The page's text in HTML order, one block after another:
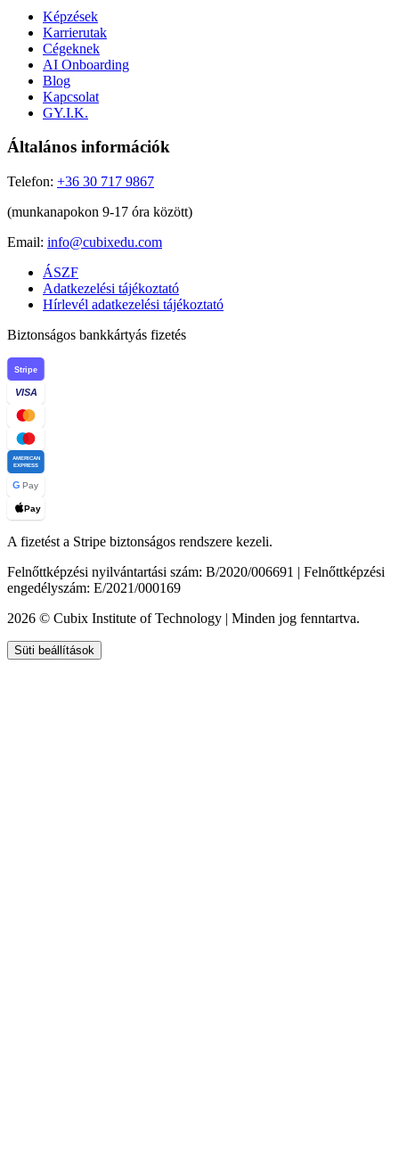
Képzések
Karrierutak
Cégeknek
AI Onboarding
Blog
Kapcsolat
GY.I.K.
Általános információk
Telefon: +36 30 717 9867
(munkanapokon 9-17 óra között)
Email: info@cubixedu.com
ÁSZF
Adatkezelési tájékoztató
Hírlevél adatkezelési tájékoztató
Biztonságos bankkártyás fizetés
Stripe
VISA
AMERICAN
EXPRESS
G Pay
Pay
A fizetést a Stripe biztonságos rendszere kezeli.
Felnőttképzési nyilvántartási szám: B/2020/006691 | Felnőttképzési
engedélyszám: E/2021/000169
2026 © Cubix Institute of Technology | Minden jog fenntartva.
Süti beállítások